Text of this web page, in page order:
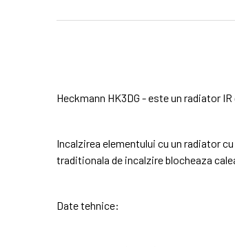
Heckmann HK3DG - este un radiator
Incalzirea elementului cu un radiator
traditionala de incalzire blocheaza
Date tehnice: